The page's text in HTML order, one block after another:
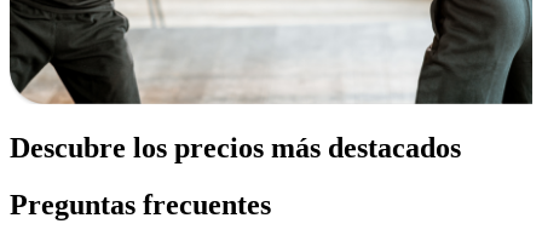
Descubre los precios más destacados
Preguntas frecuentes